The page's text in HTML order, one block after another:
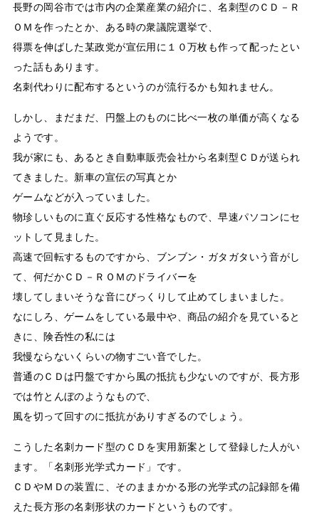
長野の岡谷市では市内の企業産業の紹介に、名刺型のＣＤ－Ｒ
ＯＭを作ったとか、ある時の衆議院選挙で、
得票を伸ばした某政党が宣伝用に１０万枚も作って配ったとい
った話もあります。
名刺代わりに配布するというのが流行るかも知れません。
しかし、まだまだ、円盤上のものに比べ一枚の単価が高くなる
ようです。
我が家にも、あるとき自動車販売会社から名刺型ＣＤが送られ
てきました。新車の宣伝の写真とか
ゲームなどが入っていました。
物珍しいものに直ぐ反応する性格なもので、早速パソコンにセ
ットして見ました。
高速で回転するものですから、ブンブン・ガタガタいう音がし
て、何だかＣＤ－ＲＯＭのドライバーを
壊してしまいそうな音にびっくりして止めてしまいました。
なにしろ、ゲームをしている最中や、商品の紹介を見ていると
きに、険呑性の私には
我慢ならないくらいの物すごい音でした。
普通のＣＤは円盤ですから風の抵抗も少ないのですが、長方形
では竹とんぼのようなもので、
風を切って回すのに抵抗がありすぎるのでしょう。
こうした名刺カード型のＣＤを実用新案として登録した人がい
ます。「名刺形光学式カード」です。
ＣＤやＭＤの装置に、そのままかかる形の光学式の記録部を備
えた長方形の名刺形状のカードというものです。